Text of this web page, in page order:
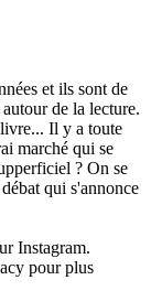
et ils sont de
de la lecture.
Il y a toute
marché qui se
? On se
qui s'annonce
Instagram.
pour plus